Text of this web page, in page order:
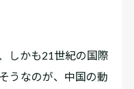
しかも21世紀の国際
うなのが、中国の動